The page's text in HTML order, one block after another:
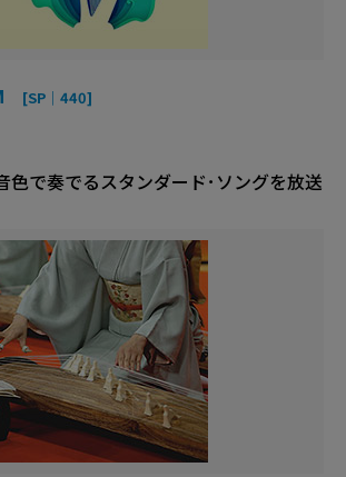
[SP｜440]
色で奏でるスタンダード･ソングを放送